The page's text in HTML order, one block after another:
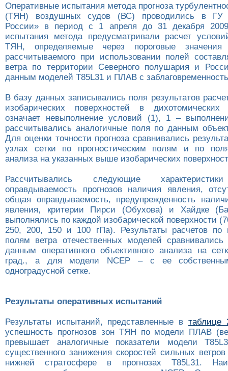
Оперативные испытания метода прогноза
(ТЯН) воздушных судов (ВС) проводились в ГУ
России» в период с 1 апреля до 31 декабря 2009
испытания метода предусматривали расчет
ТЯН, определяемые через пороговые значения
рассчитываемого при использовании полей
ветра по территории Северного полушария и
данным моделей T85L31 и ПЛАВ с
В базу данных записывались поля результатов
изобарических поверхностей в
означает невыполнение условий (1), 1 –
рассчитывались аналогичные поля по данным
Для оценки точности прогноза сравнивались
узлах сетки по прогностическим полям и по
анализа на указанных выше изобарических
Рассчитывались следующие
оправдываемость прогнозов наличия явления,
общая оправдываемость, предупрежденность
явления, критерии Пирси (Обухова) и Хайдке
выполнялись по каждой изобарической поверхности
250, 200, 150 и 100 гПа). Результаты расчетов по
полям ветра отечественных моделей
данным оперативного объективного анализа на
град., а для модели NCEP – с ее
одноградусной сетке.
Результаты оперативных испытаний
Результаты испытаний, представленные в таблице
успешность прогнозов зон ТЯН по модели ПЛАВ
превышает аналогичные показатели модели
существенного занижения скоростей сильных
нижней стратосфере в прогнозах T85L31.